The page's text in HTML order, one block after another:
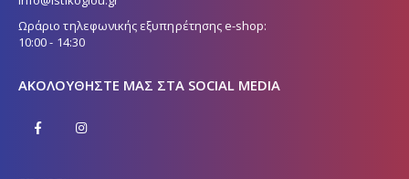
Ωράριο τηλεφωνικής εξυπηρέτησης e-shop:
10:00 - 14:30